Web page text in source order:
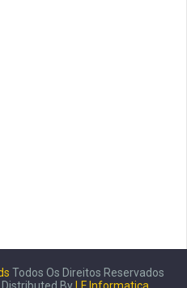
Todos Os Direitos Reservados